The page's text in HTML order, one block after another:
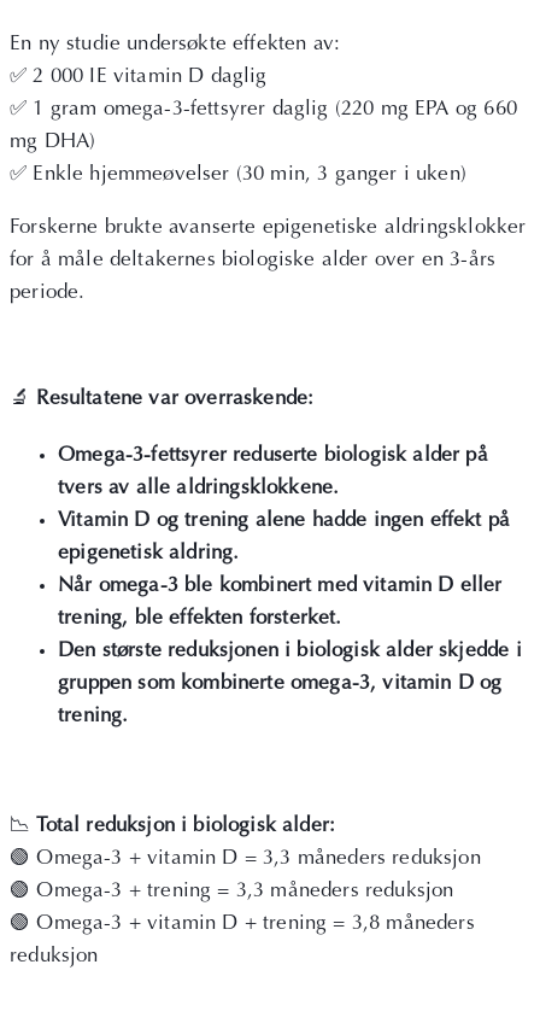
En ny studie undersøkte effekten av:
✅ 2 000 IE vitamin D daglig
✅ 1 gram omega-3-fettsyrer daglig (220 mg EPA og 660
mg DHA)
✅ Enkle hjemmeøvelser (30 min, 3 ganger i uken)
Forskerne brukte avanserte epigenetiske aldringsklokker
for å måle deltakernes biologiske alder over en 3-års
periode.
🔬 Resultatene var overraskende:
Omega-3-fettsyrer reduserte biologisk alder på
tvers av alle aldringsklokkene.
Vitamin D og trening alene hadde ingen effekt på
epigenetisk aldring.
Når omega-3 ble kombinert med vitamin D eller
trening, ble effekten forsterket.
Den største reduksjonen i biologisk alder skjedde i
gruppen som kombinerte omega-3, vitamin D og
trening.
📉 Total reduksjon i biologisk alder:
🟢 Omega-3 + vitamin D = 3,3 måneders reduksjon
🟢 Omega-3 + trening = 3,3 måneders reduksjon
🟢 Omega-3 + vitamin D + trening = 3,8 måneders
reduksjon